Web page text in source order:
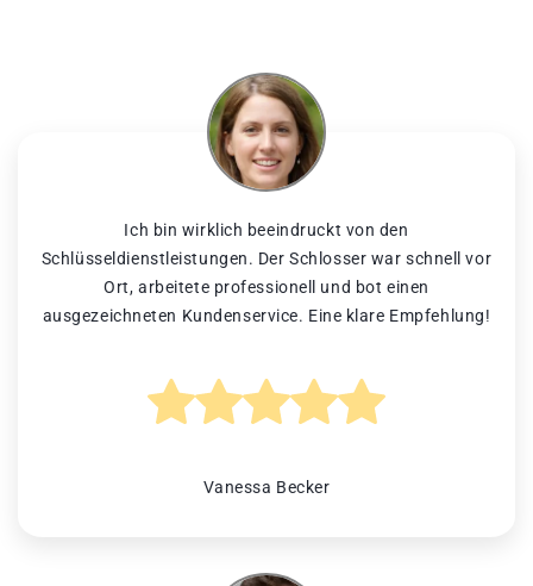
Ich bin wirklich beeindruckt von den
Schlüsseldienstleistungen. Der Schlosser war schnell vor
Ort, arbeitete professionell und bot einen
ausgezeichneten Kundenservice. Eine klare Empfehlung!
Vanessa Becker